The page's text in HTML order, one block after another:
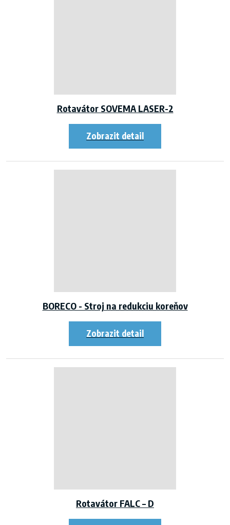
Rotavátor SOVEMA LASER-2
BORECO - Stroj na redukciu koreňov
Rotavátor FALC – D